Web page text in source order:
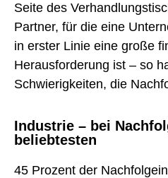
Seite des
Partner, für die eine
in erster Linie eine große
Herausforderung ist – so
Schwierigkeiten, die
Industrie – bei
beliebtesten
45 Prozent der